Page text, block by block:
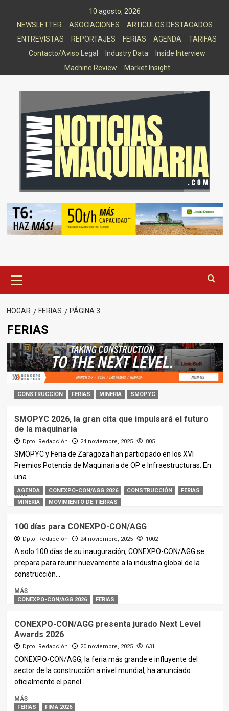
10 agosto, 2026
NEWSLETTER
ASOCIACIONES
ARTICULOS DESTACADOS
ENTREVISTAS
REPORTAJES FERIAS AGENDA
TARIFAS
Contacto/Aviso Legal
Industry Data
Inside Interview
Machine Review
Market Insight
principal
HOGAR FERIAS PÁGINA 3
FERIAS
CONSTRUCCIÓN FERIAS MINERIA SMOPYC
SMOPYC 2026, la gran cita que impulsará el futuro
de la maquinaria
Dpto. Redacción 24 noviembre, 2025 805
SMOPYC y Feria de Zaragoza han participado en los XVI
Premios Potencia de Maquinaria de OP e Infraestructuras. En
una...
MÁS
AGENDA CONEXPO-CON/AGG 2026 CONSTRUCCIÓN
FERIAS
MINERIA
MOVIMIENTO DE TIERRAS
100 días para CONEXPO-CON/AGG
Dpto. Redacción 24 noviembre, 2025 1002
A solo 100 días de su inauguración, CONEXPO-CON/AGG se
prepara para reunir nuevamente a la industria global de la
construcción...
MÁS
CONEXPO-CON/AGG 2026 FERIAS
CONEXPO-CON/AGG presenta jurado Next Level
Awards 2026
Dpto. Redacción 20 noviembre, 2025 631
CONEXPO-CON/AGG, la feria más grande e influyente del
sector de la construcción a nivel mundial, ha anunciado
oficialmente el panel...
MÁS
FERIAS FIMA 2026